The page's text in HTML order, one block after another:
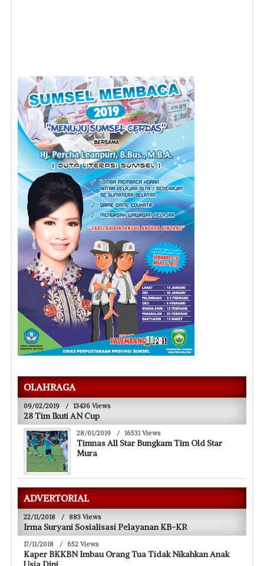
OLAHRAGA
09/02/2019 / 13436 Views
28 Tim Ikuti AN Cup
28/01/2019 / 16531 Views
Timnas All Star Bungkam Tim Old Star
Mura
ADVERTORIAL
22/11/2018 / 883 Views
Irma Suryani Sosialisasi Pelayanan KB-KR
17/11/2018 / 652 Views
Kaper BKKBN Imbau Orang Tua Tidak Nikahkan Anak